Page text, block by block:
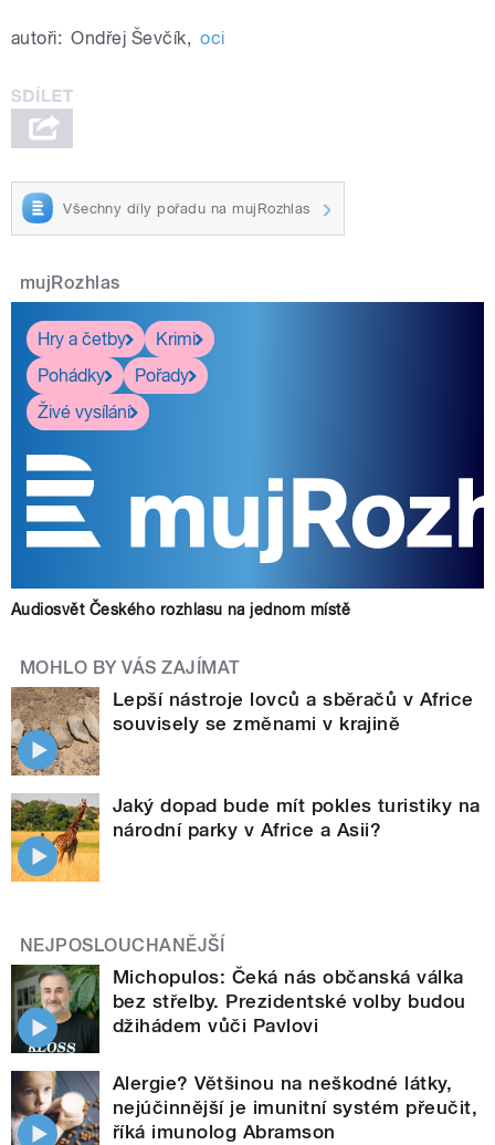
autoři: Ondřej Ševčík, oci
Všechny díly pořadu na mujRozhlas
mujRozhlas
Hry a četby
Krimi
Pohádky
Pořady
Živé vysílání
Audiosvět Českého rozhlasu na jednom místě
MOHLO BY VÁS ZAJÍMAT
Lepší nástroje lovců a sběračů v Africe
souvisely se změnami v krajině
Jaký dopad bude mít pokles turistiky na
národní parky v Africe a Asii?
NEJPOSLOUCHANĚJŠÍ
Michopulos: Čeká nás občanská válka
bez střelby. Prezidentské volby budou
džihádem vůči Pavlovi
Alergie? Většinou na neškodné látky,
nejúčinnější je imunitní systém přeučit,
říká imunolog Abramson